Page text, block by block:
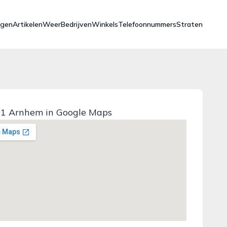
ArtikelenWeerBedrijvenWinkelsTelefoonnummersStraten
Arnhem in Google Maps